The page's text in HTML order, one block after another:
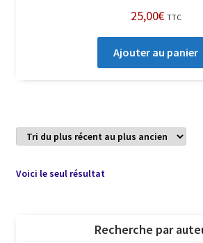
25,00€ TTC
Ajouter au panier
Voici le seul résultat
Recherche par